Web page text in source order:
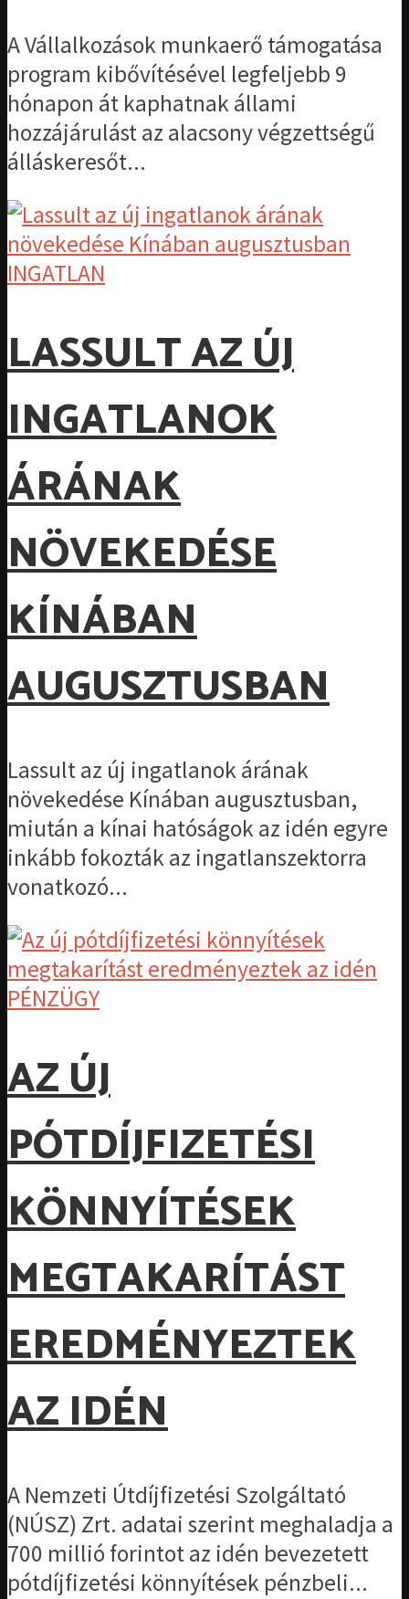
A Vállalkozások munkaerő támogatása
program kibővítésével legfeljebb 9
hónapon át kaphatnak állami
hozzájárulást az alacsony végzettségű
álláskeresőt...
INGATLAN
LASSULT AZ ÚJ
INGATLANOK
ÁRÁNAK
NÖVEKEDÉSE
KÍNÁBAN
AUGUSZTUSBAN
Lassult az új ingatlanok árának
növekedése Kínában augusztusban,
miután a kínai hatóságok az idén egyre
inkább fokozták az ingatlanszektorra
vonatkozó...
PÉNZÜGY
AZ ÚJ
PÓTDÍJFIZETÉSI
KÖNNYÍTÉSEK
MEGTAKARÍTÁST
EREDMÉNYEZTEK
AZ IDÉN
A Nemzeti Útdíjfizetési Szolgáltató
(NÚSZ) Zrt. adatai szerint meghaladja a
700 millió forintot az idén bevezetett
pótdíjfizetési könnyítések pénzbeli...